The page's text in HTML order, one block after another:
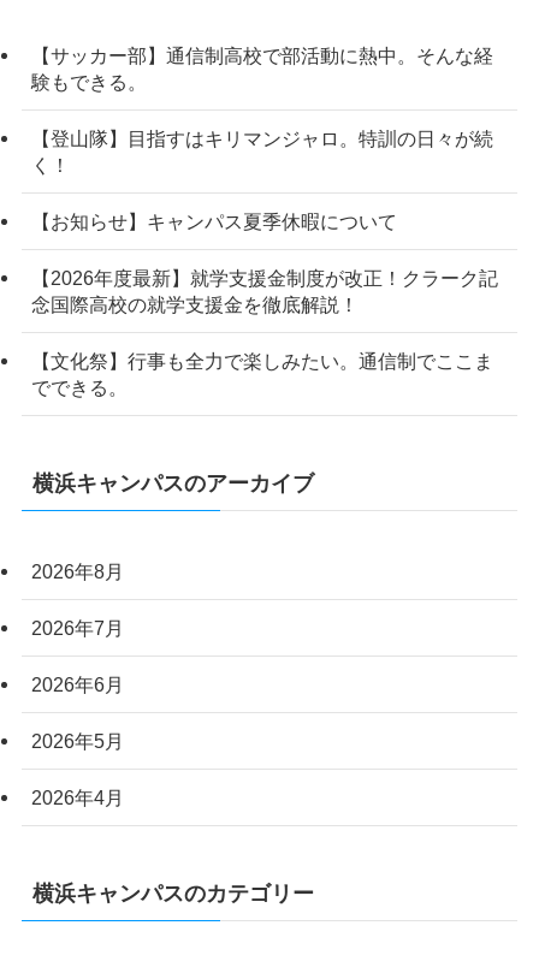
【サッカー部】通信制高校で部活動に熱中。そんな経
験もできる。
【登山隊】目指すはキリマンジャロ。特訓の日々が続
く！
【お知らせ】キャンパス夏季休暇について
【2026年度最新】就学支援金制度が改正！クラーク記
念国際高校の就学支援金を徹底解説！
【文化祭】行事も全力で楽しみたい。通信制でここま
でできる。
横浜キャンパスのアーカイブ
2026年8月
2026年7月
2026年6月
2026年5月
2026年4月
横浜キャンパスのカテゴリー